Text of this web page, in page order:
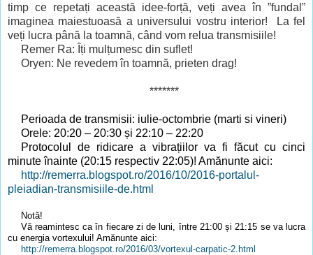
timp ce repetați această idee-forță, veți avea în ”fundal”
imaginea maiestuoasă a universului vostru interior! La fel
veți lucra până la toamnă, când vom relua transmisiile!
Remer Ra: Îți mulțumesc din suflet!
Oryen: Ne revedem în toamnă, prieten drag!
*******
Perioada de transmisii: iulie-octombrie (marti si vineri)
Orele: 20:20 – 20:30 și 22:10 – 22:20
Protocolul de ridicare a vibrațiilor va fi făcut cu cinci
minute înainte (20:15 respectiv 22:05)! Amănunte aici:
http://remerra.blogspot.ro/2016/10/2016-portalul-
pleiadian-transmisiile-de.html
Notă!
Vă reamintesc ca în fiecare zi de luni, între 21:00 și 21:15 se va lucra
cu energia vortexului! Amănunte aici:
http://remerra.blogspot.ro/2016/03/vortexul-carpatic-2.html